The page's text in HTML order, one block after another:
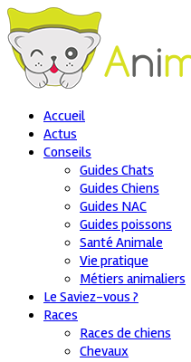
Accueil
Actus
Conseils
Guides Chats
Guides Chiens
Guides NAC
Guides poissons
Santé Animale
Vie pratique
Métiers animaliers
Le Saviez-vous ?
Races
Races de chiens
Chevaux